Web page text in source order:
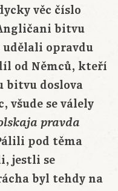
věc číslo
bitvu
opravdu
od Němců, kteří
bitvu doslova
všude se válely
pravda
pod těma
jestli se
byl tehdy na